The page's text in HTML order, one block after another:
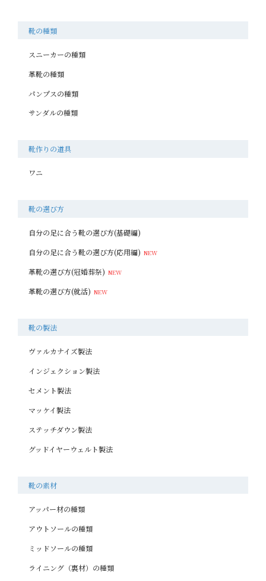
靴の種類
スニーカーの種類
革靴の種類
パンプスの種類
サンダルの種類
靴作りの道具
ワニ
靴の選び方
自分の足に合う靴の選び方(基礎編)
自分の足に合う靴の選び方(応用編)
革靴の選び方(冠婚葬祭)
革靴の選び方(就活)
靴の製法
ヴァルカナイズ製法
インジェクション製法
セメント製法
マッケイ製法
ステッチダウン製法
グッドイヤーウェルト製法
靴の素材
アッパー材の種類
アウトソールの種類
ミッドソールの種類
ライニング（裏材）の種類